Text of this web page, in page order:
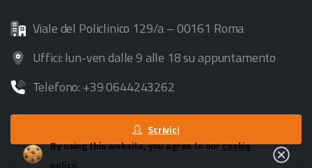
Viale del Policlinico 129/a – 00161 Roma
Uffici: lun-ven dalle 9 alle 18 su appuntamento
Telefono: +39 0644243262
Scrivici
By using this website, you agree to ourcookie
policy.
Close